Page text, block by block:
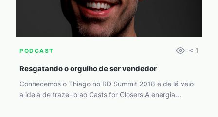
PODCAST < 1
Resgatando o orgulho de ser vendedor
Conhecemos o Thiago no RD Summit 2018 e de lá veio
a ideia de traze-lo ao Casts for Closers.A energia...